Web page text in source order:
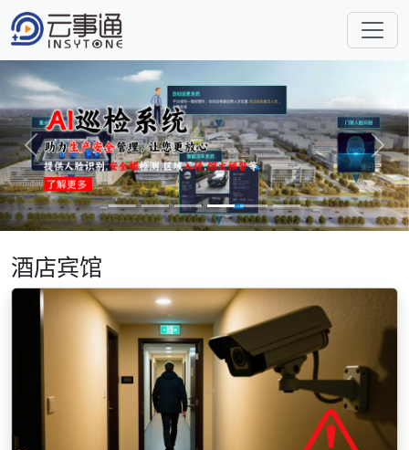
Previous Next
酒店宾馆